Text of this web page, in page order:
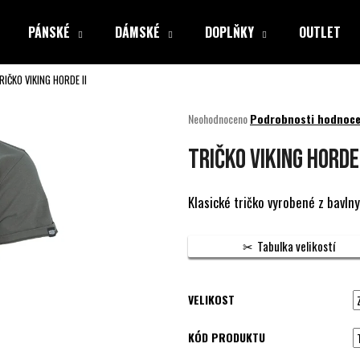
PÁNSKÉ DÁMSKÉ DOPLŇKY OUTLET
VIKING HORDE II
Průměrné
produktu
z
5
NeohodnocenoPodrobnosti
TRIČKO VIKING
Klasické tričko vyrobené z
Tabulka velikostí
VELIKOST
KÓD PRODUKTU
Co potřebujete najít?
HLEDAT